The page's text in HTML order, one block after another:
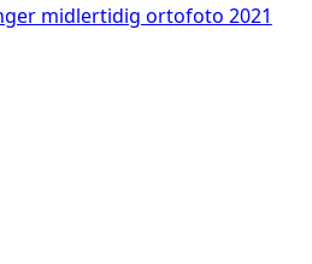
midlertidig ortofoto 2021